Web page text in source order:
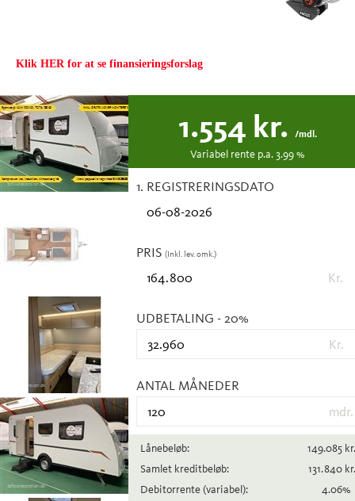
Klik HER for at se finansieringsforslag
1.554 kr. /mdl.
Variabel rente p.a.3.99%
1. REGISTRERINGSDATO
PRIS (Inkl. lev. omk.)
Kr.
UDBETALING - 20%
Kr.
ANTAL MÅNEDER
mdr.
Lånebeløb: 149.085 kr.
Samlet kreditbeløb:
131.840 kr.
Debitorrente(variabel): 4.06%